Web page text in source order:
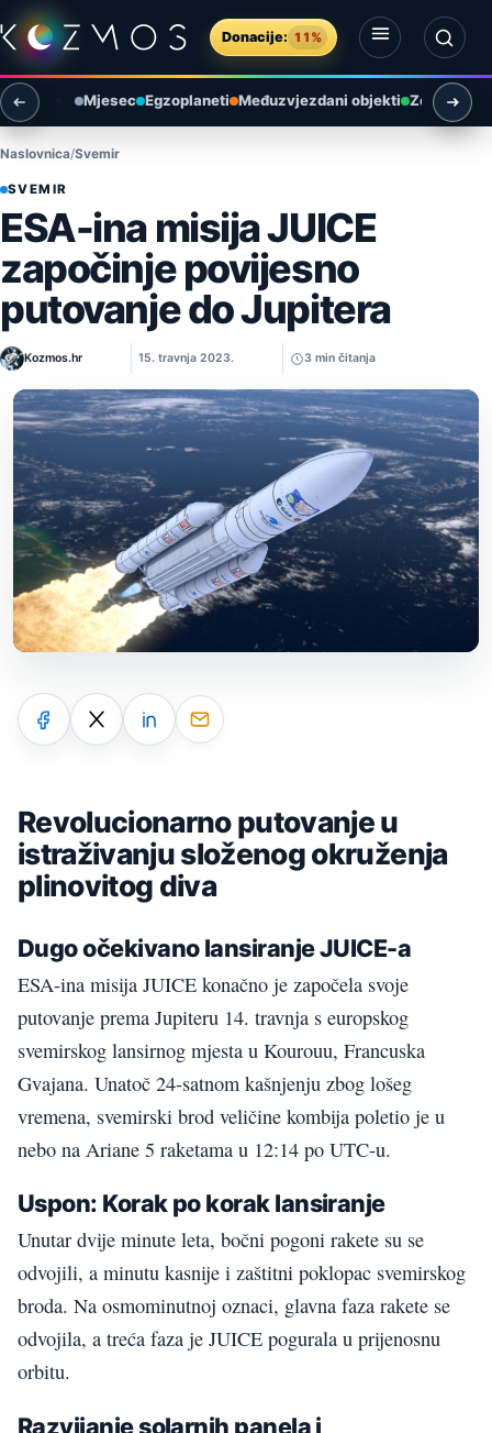
Preskoči na sadržaj
Donacije: 11%
Otvori izbornik
Otvori pretragu
Mjesec Egzoplaneti Međuzvjezdani objekti Zemlja i
Naslovnica Svemir
SVEMIR
ESA-ina misija JUICE
započinje povijesno
putovanje do Jupitera
Kozmos.hr 15. travnja 2023. 3 min čitanja
Revolucionarno putovanje u
istraživanju složenog okruženja
plinovitog diva
Dugo očekivano lansiranje JUICE-a
ESA-ina misija JUICE konačno je započela svoje
putovanje prema Jupiteru 14. travnja s europskog
svemirskog lansirnog mjesta u Kourouu, Francuska
Gvajana. Unatoč 24-satnom kašnjenju zbog lošeg
vremena, svemirski brod veličine kombija poletio je u
nebo na Ariane 5 raketama u 12:14 po UTC-u.
Uspon: Korak po korak lansiranje
Unutar dvije minute leta, bočni pogoni rakete su se
odvojili, a minutu kasnije i zaštitni poklopac svemirskog
broda. Na osmominutnoj oznaci, glavna faza rakete se
odvojila, a treća faza je JUICE pogurala u prijenosnu
orbitu.
Razvijanje solarnih panela i